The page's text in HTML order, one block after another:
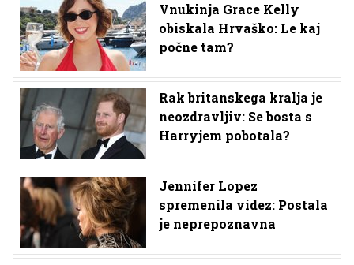
Vnukinja Grace Kelly
obiskala Hrvaško: Le kaj
počne tam?
Rak britanskega kralja je
neozdravljiv: Se bosta s
Harryjem pobotala?
Jennifer Lopez
spremenila videz: Postala
je neprepoznavna